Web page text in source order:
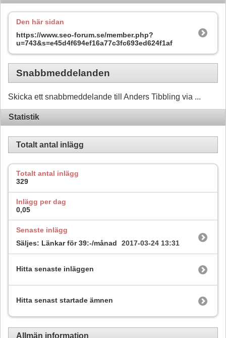
Den här sidan
https://www.seo-forum.se/member.php?
u=743&s=e45d4f694ef16a77c3fc693ed624f1af
Snabbmeddelanden
Skicka ett snabbmeddelande till Anders Tibbling via ...
Statistik
Totalt antal inlägg
Totalt antal inlägg
329
Inlägg per dag
0,05
Senaste inlägg
Säljes: Länkar för 39:-/månad
2017-03-24 13:31
Hitta senaste inläggen
Hitta senast startade ämnen
Allmän information